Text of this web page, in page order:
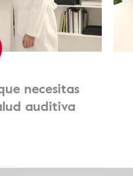
necesitas
auditiva